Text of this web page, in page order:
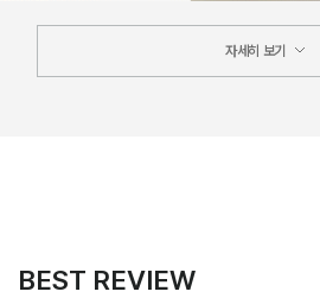
자세히 보기
BEST REVIEW